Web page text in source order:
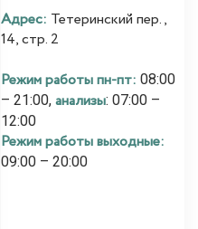
Адрес: Тетеринский пер.,
14, стр. 2
Режим работы пн-пт: 08:00
– 21:00, анализы: 07:00 –
12:00
Режим работы выходные:
09:00 – 20:00